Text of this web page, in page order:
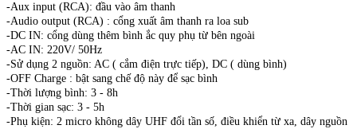
-Aux input (RCA): đầu vào âm thanh
-Audio output (RCA) : cổng xuất âm thanh ra loa sub
-DC IN: cổng dùng thêm bình ắc quy phụ từ bên ngoài
-AC IN: 220V/ 50Hz
-Sử dụng 2 nguồn: AC ( cắm điện trực tiếp), DC ( dùng bình)
-OFF Charge : bật sang chế độ này để sạc bình
-Thời lượng bình: 3 - 8h
-Thời gian sạc: 3 - 5h
-Phụ kiện: 2 micro không dây UHF đổi tần số, điều khiển từ xa, dây nguồn